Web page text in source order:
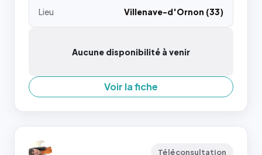
Lieu
Villenave-d'Ornon (33)
Aucune disponibilité à venir
Voir la fiche
Téléconsultation